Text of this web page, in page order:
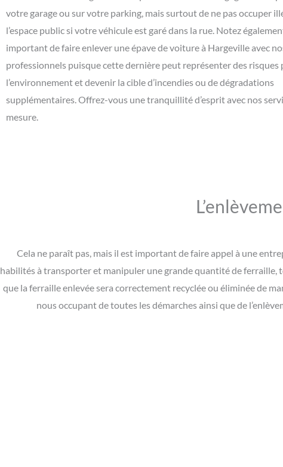
votre garage ou sur votre parking, mais surtout de ne pas occuper
l’espace public si votre véhicule est garé dans la rue. Notez
important de faire enlever une épave de voiture à Hargeville avec
professionnels puisque cette dernière peut représenter des risques
l’environnement et devenir la cible d’incendies ou de dégradations
supplémentaires. Offrez-vous une tranquillité d’esprit avec nos
mesure.
Cela ne paraît pas, mais il est important de faire appel à une
habilités à transporter et manipuler une grande quantité de ferraille,
que la ferraille enlevée sera correctement recyclée ou éliminée de
nous occupant de toutes les démarches ainsi que de